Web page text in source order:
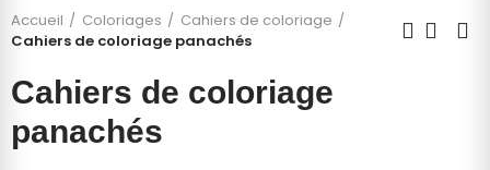
Accueil Coloriages
Cahiers de coloriage
Cahiers de coloriage panachés
Cahiers de coloriage
panachés